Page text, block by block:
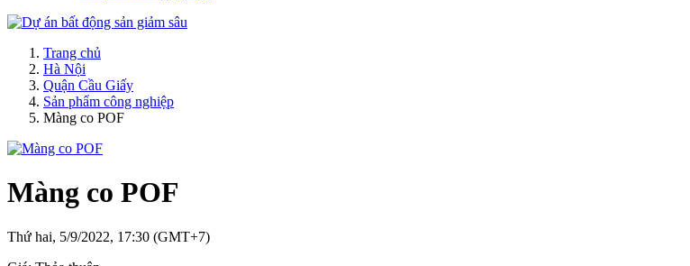
Trang chủ
Hà Nội
Quận Cầu Giấy
Sản phẩm công nghiệp
Màng co POF
Màng co POF
Thứ hai, 5/9/2022, 17:30 (GMT+7)